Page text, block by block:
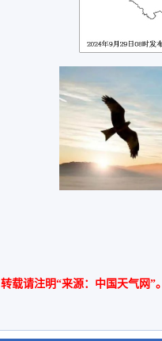
转载请注明“来源：中国天气网”。